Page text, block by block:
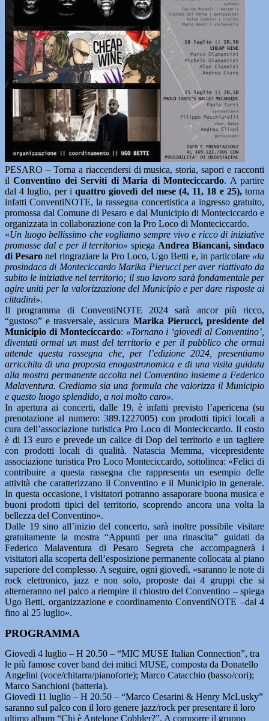
PESARO – Torna a riaccendersi di musica, storia, sapori e racconti
ilConventino dei Serviti di Maria di Monteciccardo. A partire
dal 4 luglio, per iquattro giovedì del mese (4, 11, 18 e 25),torna
infatti ConventiNOTE, la rassegna concertistica a ingresso gratuito,
promossa dal Comune di Pesaro e dal Municipio di Monteciccardo e
organizzata in collaborazione con la Pro Loco di Monteciccardo.
«Un luogo bellissimo che vogliamo sempre vivo e ricco di iniziative
promosse dal e per il territorio»spiega Andrea Biancani, sindaco
di Pesaro nel ringraziare la Pro Loco, Ugo Betti e, in particolare«la
prosindaca di Monteciccardo Marika Pierucci per aver riattivato da
subito le iniziative nel territorio; il suo lavoro sarà fondamentale per
agire uniti per la valorizzazione del Municipio e per dare risposte ai
cittadini».
Il programma di ConventiNOTE 2024 sarà ancor più ricco,
“gustoso” e trasversale, assicura Marika Pierucci, presidente del
Municipio di Monteciccardo: «Tornano i ‘giovedì al Conventino’,
diventati ormai un must del territorio e per il pubblico che ormai
attende questa rassegna che, per l’edizione 2024, presentiamo
arricchita di una proposta enogastronomica e di una visita guidata
alla mostra permanente accolta nel Conventino insieme a Federico
Malaventura. Crediamo sia una formula che valorizza il Municipio
e questo luogo splendido, a noi molto caro».
In apertura ai concerti, dalle 19, è infatti previsto l’apericena (su
prenotazione al numero: 389.1227005) con prodotti tipici locali a
cura dell’associazione turistica Pro Loco di Monteciccardo. Il costo
è di 13 euro e prevede un calice di Dop del territorio e un tagliere
con prodotti locali di qualità. Natascia Memma, vicepresidente
associazione turistica Pro Loco Monteciccardo, sottolinea: «Felici di
contribuire a questa rassegna che rappresenta un esempio delle
attività che caratterizzano il Conventino e il Municipio in generale.
In questa occasione, i visitatori potranno assaporare buona musica e
buoni prodotti tipici del territorio, scoprendo ancora una volta la
bellezza del Conventino».
Dalle 19 sino all’inizio del concerto, sarà inoltre possibile visitare
gratuitamente la mostra “Appunti per una rinascita” guidati da
Federico Malaventura di Pesaro Segreta che accompagnerà i
visitatori alla scoperta dell’esposizione permanente collocata al piano
superiore del complesso. A seguire, ogni giovedì, «saranno le note di
rock elettronico, jazz e non solo, proposte dai 4 gruppi che si
alterneranno nel palco a riempire il chiostro del Conventino – spiega
Ugo Betti, organizzazione e coordinamento ConventiNOTE –dal 4
fino al 25 luglio».
PROGRAMMA
Giovedì 4 luglio – H 20.50 – “MIC MUSE Italian Connection”, tra
le più famose cover band dei mitici MUSE, composta da Donatello
Angelini (voce/chitarra/pianoforte); Marco Catacchio (basso/cori);
Marco Sanchioni (batteria).
Giovedì 11 luglio – H 20.50 – “Marco Cesarini & Henry McLusky”
saranno sul palco con il loro genere jazz/rock per presentare il loro
ultimo album “Chi è Antelope Cobbler?”. A comporre il gruppo